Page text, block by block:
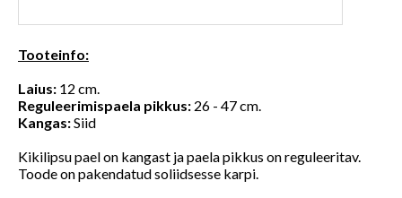
Tooteinfo:
Laius: 12 cm.
Reguleerimispaela pikkus: 26 - 47 cm.
Kangas:Siid
Kikilipsu pael on kangast ja paela pikkus on reguleeritav.
Toode on pakendatud soliidsesse karpi.